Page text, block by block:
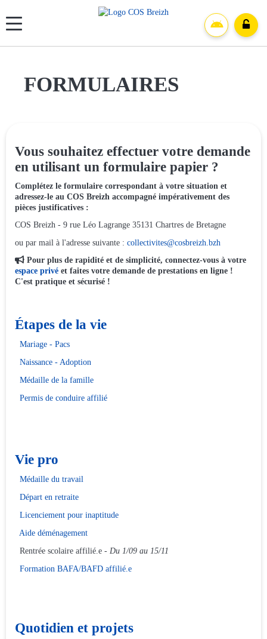
FORMULAIRES
Vous souhaitez effectuer votre demande
en utilisant un formulaire papier ?
Complétez le formulaire correspondant à votre situation et
adressez-le au COS Breizh accompagné impérativement des
pièces justificatives :
COS Breizh - 9 rue Léo Lagrange 35131 Chartres de Bretagne
ou par mail à l'adresse suivante : collectivites@cosbreizh.bzh
 Pour plus de rapidité et de simplicité, connectez-vous à votre
espace privé et faites votre demande de prestations en ligne !
C'est pratique et sécurisé !
Étapes de la vie
Mariage - Pacs
Naissance - Adoption
Médaille de la famille
Permis de conduire affilié
Vie pro
Médaille du travail
Départ en retraite
Licenciement pour inaptitude
Aide déménagement
Rentrée scolaire affilié.e - Du 1/09 au 15/11
Formation BAFA/BAFD affilié.e
Quotidien et projets
Panneau de gestion des cookies